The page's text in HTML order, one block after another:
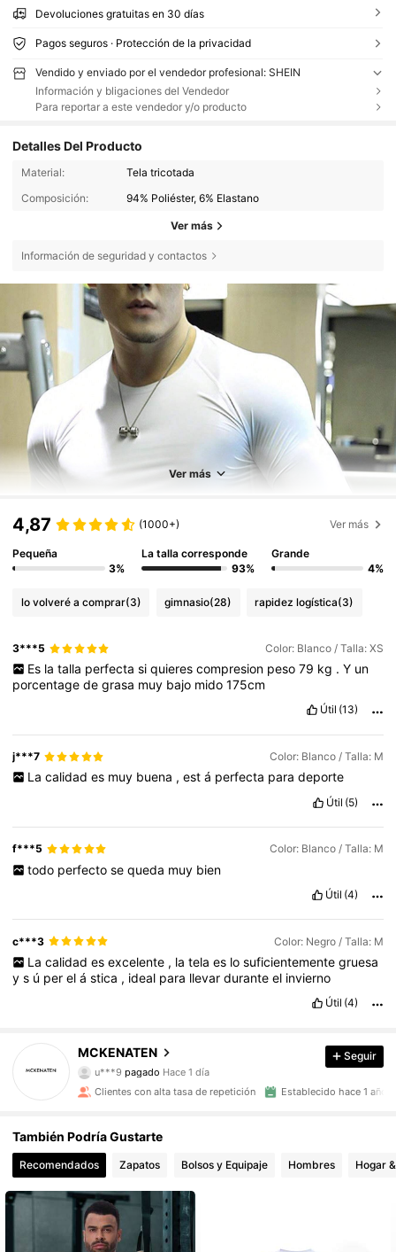
Devoluciones gratuitas en 30 días
Pagos seguros · Protección de la privacidad
Vendido y enviado por el vendedor profesional: SHEIN
Información y bligaciones del Vendedor
Para reportar a este vendedor y/o producto
Detalles Del Producto
Material:
Tela tricotada
Composición:
94% Poliéster, 6% Elastano
Ver más
Información de seguridad y contactos
Ver más
4,87 (1000+) Ver más
Pequeña
3%
La talla corresponde
93%
Grande
4%
lo volveré a comprar(3) gimnasio(28) rapidez logística(3)
3***5 Color: Blanco / Talla: XS
Es la talla perfecta si quieres compresion peso 79 kg . Y un
porcentagedegrasa muy bajo mido175cm
Útil (13)
j***7 Color: Blanco / Talla: M
La calidad es muy buena , est á perfecta para deporte
Útil (5)
f***5 Color: Blanco / Talla: M
todo perfecto se queda muy bien
Útil (4)
c***3 Color: Negro / Talla: M
La calidad es excelente , la tela es lo suficientemente gruesa
ys ú perelástica , ideal para llevarduranteel invierno
Útil (4)
MCKENATEN
4,90
2.5K Seguidores
u***9 pagado Hace 1 día
4,90 2.5K Seguidores
4,90 2.5K Seguidores
Seguir
Clientes con alta tasa de repetición Establecido hace 1 año
También Podría Gustarte
Recomendados Zapatos Bolsos y Equipaje Hombres Hogar